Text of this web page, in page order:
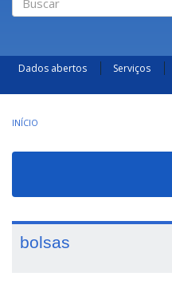
Dados abertos Serviços
INÍCIO
bolsas